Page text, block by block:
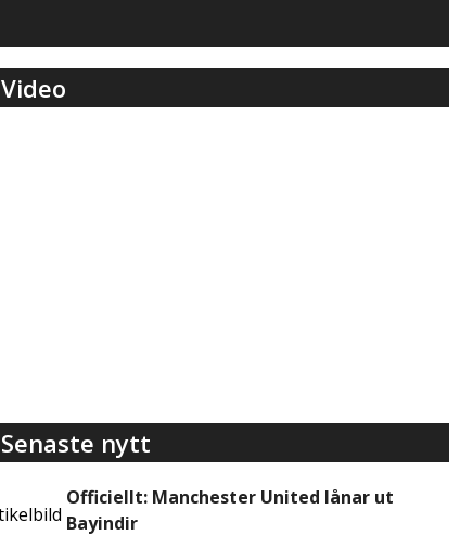
Video
Senaste nytt
Officiellt: Manchester United lånar ut
Bayindir